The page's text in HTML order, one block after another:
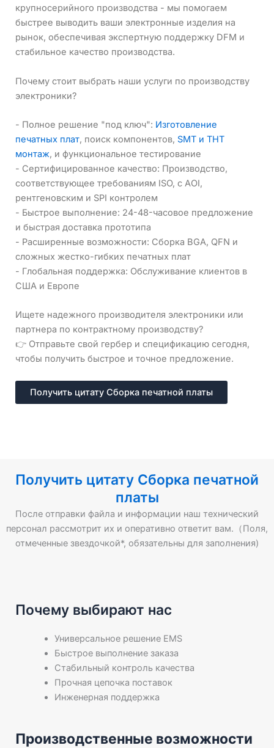
крупносерийного производства - мы помогаем
быстрее выводить ваши электронные изделия на
рынок, обеспечивая экспертную поддержку DFM и
стабильное качество производства.
Почему стоит выбрать наши услуги по производству
электроники?
- Полное решение "под ключ": Изготовление
печатных плат, поиск компонентов, SMT и THT
монтаж, и функциональное тестирование
- Сертифицированное качество: Производство,
соответствующее требованиям ISO, с AOI,
рентгеновским и SPI контролем
- Быстрое выполнение: 24-48-часовое предложение
и быстрая доставка прототипа
- Расширенные возможности: Сборка BGA, QFN и
сложных жестко-гибких печатных плат
- Глобальная поддержка: Обслуживание клиентов в
США и Европе
Ищете надежного производителя электроники или
партнера по контрактному производству?
👉 Отправьте свой гербер и спецификацию сегодня,
чтобы получить быстрое и точное предложение.
Получить цитату Сборка печатной платы
Получить цитату Сборка печатной
платы
После отправки файла и информации наш технический
персонал рассмотрит их и оперативно ответит вам.（Поля,
отмеченные звездочкой*, обязательны для заполнения)
Почему выбирают нас
Универсальное решение EMS
Быстрое выполнение заказа
Стабильный контроль качества
Прочная цепочка поставок
Инженерная поддержка
Производственные возможности